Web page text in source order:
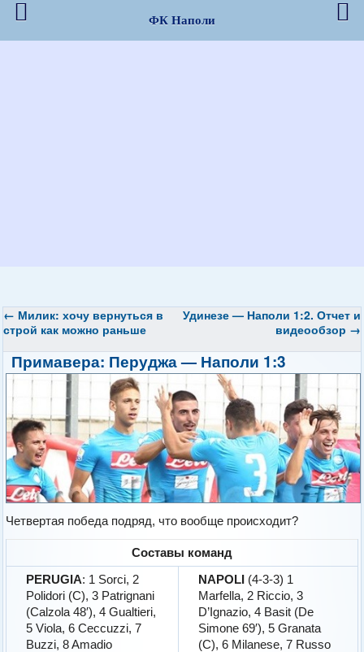
← Милик: хочу вернуться в
строй как можно раньше
Удинезе — Наполи 1:2. Отчет и
видеообзор →
Примавера: Перуджа — Наполи 1:3
Четвертая победа подряд, что вообще происходит?
Составы команд
PERUGIA: 1 Sorci, 2
Polidori (C), 3 Patrignani
(Calzola 48′), 4 Gualtieri,
5 Viola, 6 Ceccuzzi, 7
Buzzi, 8 Amadio
NAPOLI (4-3-3) 1
Marfella, 2 Riccio, 3
D’Ignazio, 4 Basit (De
Simone 69′), 5 Granata
(C), 6 Milanese, 7 Russo
ФК Наполи